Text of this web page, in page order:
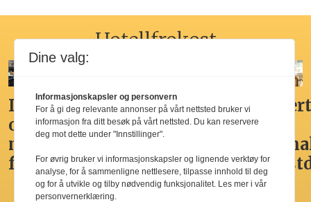
Hotellfrokost
Ikke
overdådig,
men
fristende
Her får
du
beste
hotellfrokost
Godt,
spennende,
ikke
best i
den
Dine valg:
Informasjonskapsler og personvern
For å gi deg relevante annonser på vårt nettsted bruker vi
informasjon fra ditt besøk på vårt nettsted. Du kan reservere
deg mot dette under "Innstillinger".
For øvrig bruker vi informasjonskapsler og lignende verktøy for
analyse, for å sammenligne nettlesere, tilpasse innhold til deg
og for å utvikle og tilby nødvendig funksjonalitet. Les mer i vår
personvernerklæring.